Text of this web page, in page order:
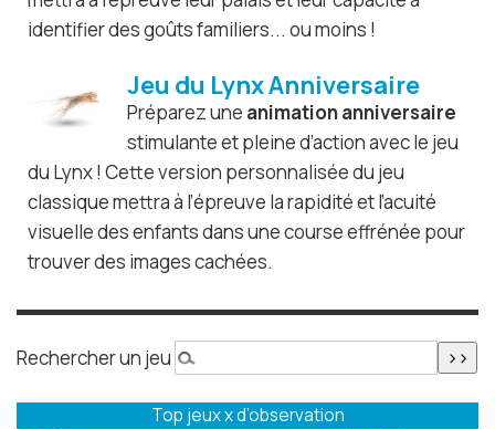
identifier des goûts familiers... ou moins !
Jeu du Lynx Anniversaire
Préparez une animation anniversaire
stimulante et pleine d’action avec le jeu
du Lynx ! Cette version personnalisée du jeu
classique mettra à l’épreuve la rapidité et l’acuité
visuelle des enfants dans une course effrénée pour
trouver des images cachées.
Rechercher un jeu
Top jeux x d’observation